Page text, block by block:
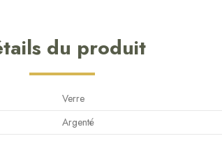
du produit
Verre
Argenté